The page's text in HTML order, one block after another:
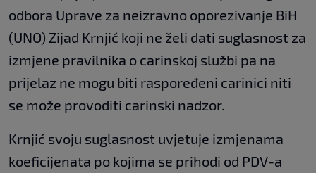
odbora Uprave za neizravno oporezivanje BiH
(UNO) Zijad Krnjić koji ne želi dati suglasnost za
izmjene pravilnika o carinskoj službi pa na
prijelaz ne mogu biti raspoređeni carinici niti
se može provoditi carinski nadzor.
Krnjić svoju suglasnost uvjetuje izmjenama
koeficijenata po kojima se prihodi od PDV-a